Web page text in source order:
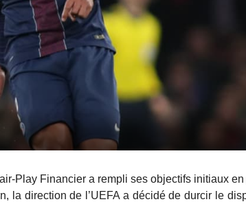
Play Financier a rempli ses objectifs initiaux
la direction de l’UEFA a décidé de durcir le